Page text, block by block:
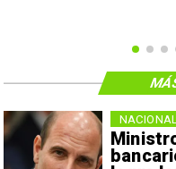
NACIONAL